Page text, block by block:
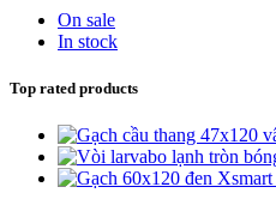
On sale
In stock
Top rated products